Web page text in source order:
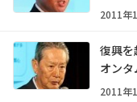
2011年
復興
オン
2011年